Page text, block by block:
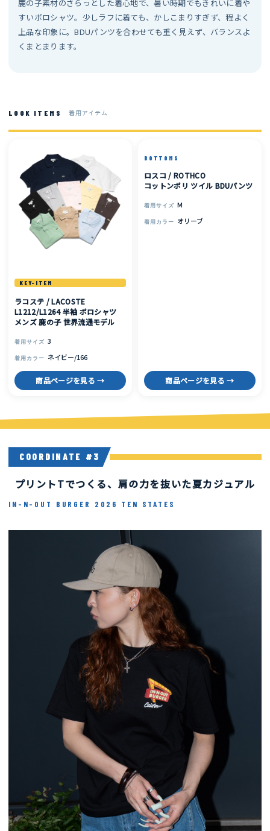
鹿の子素材のさらっとした着心地で、暑い時期でもきれいに着や
すいポロシャツ。少しラフに着ても、かしこまりすぎず、程よく
上品な印象に。BDUパンツを合わせても重く見えず、バランスよ
くまとまります。
LOOK ITEMS 着用アイテム
KEY-ITEM
ラコステ / LACOSTE
L1212/L1264 半袖 ポロシャツ
メンズ 鹿の子 世界流通モデル
着用サイズ 3
着用カラー ネイビー/166
商品ページを見る →
BOTTOMS
ロスコ / ROTHCO
コットンポリ ツイル BDUパンツ
着用サイズ M
着用カラー オリーブ
商品ページを見る →
COORDINATE #3
Coordinate #3
プリントTでつくる、肩の力を抜いた夏カジュアル
IN-N-OUT BURGER 2026 TEN STATES